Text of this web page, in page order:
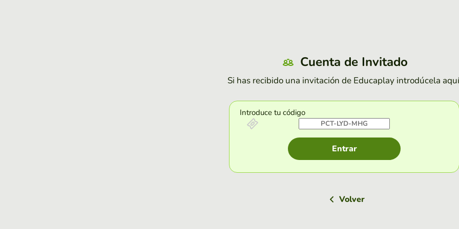
Cuenta de Invitado
Si has recibido una invitación de Educaplay introdúcela
Introduce tu código
Entrar
Volver